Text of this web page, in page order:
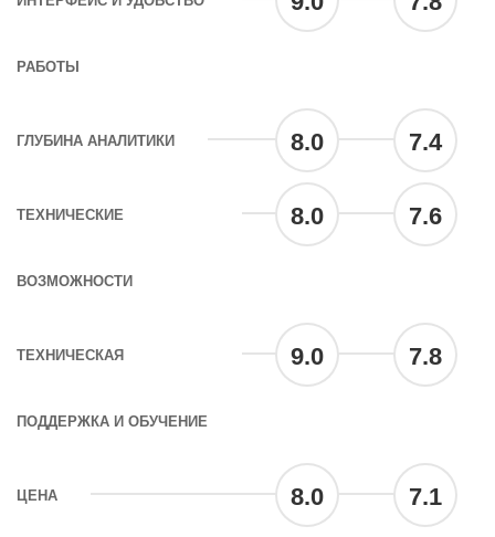
РАБОТЫ
ГЛУБИНА АНАЛИТИКИ 8.0 7.4
ТЕХНИЧЕСКИЕ
ВОЗМОЖНОСТИ
8.0 7.6
ТЕХНИЧЕСКАЯ
ПОДДЕРЖКА И ОБУЧЕНИЕ
9.0 7.8
ЦЕНА 8.0 7.1